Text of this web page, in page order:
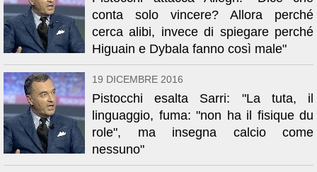
conta solo vincere? Allora perché
cerca alibi, invece di spiegare perché
Higuain e Dybala fanno così male"
19 DICEMBRE 2016
Pistocchi esalta Sarri: "La tuta, il
linguaggio, fuma: "non ha il fisique du
role", ma insegna calcio come
nessuno"